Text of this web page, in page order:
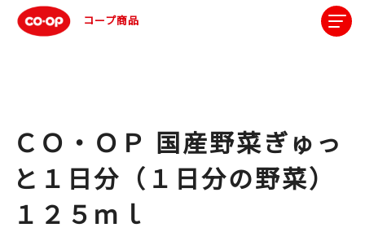
コープ商品
ＣＯ・ＯＰ 国産野菜ぎゅっ
と１日分（１日分の野菜）
１２５ｍｌ